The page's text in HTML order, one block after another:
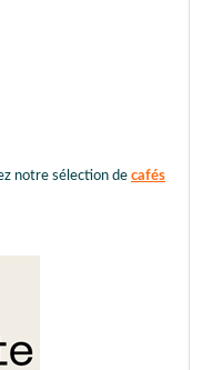
notre sélection de cafés